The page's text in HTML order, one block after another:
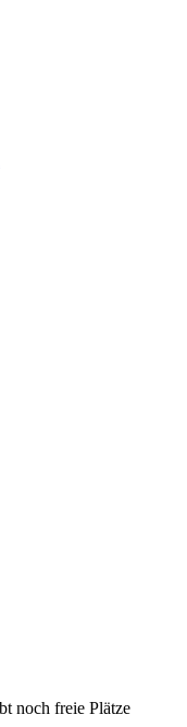
noch freie Plätze